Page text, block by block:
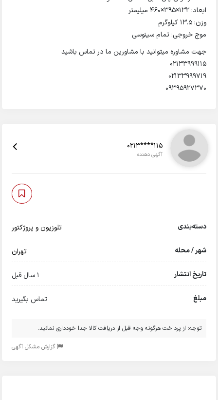
ابعاد: 132×395×460 میلیمتر
وزن: 13.5 کیلوگرم
موج خروجی: تمام سینوسی
جهت مشاوره میتوانید با مشاورین ما در تماس باشید
02133999115
02133999719
09395927370
0213****115
آگهی دهنده
دسته‌بندی تلوزیون و پروژکتور
شهر / محله تهران
تاریخ انتشار 1 سال قبل
مبلغ تماس بگیرید
توجه: از پرداخت هرگونه وجه قبل از دریافت کالا جدا خودداری نمائید.
گزارش مشکل آگهی